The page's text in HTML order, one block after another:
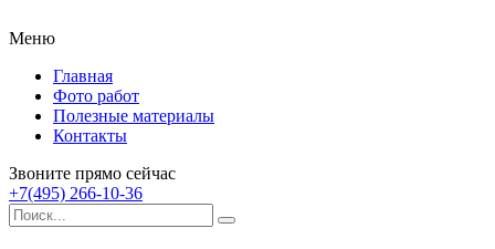
Меню
Главная
Фото работ
Полезные материалы
Контакты
Звоните прямо сейчас
+7(495) 266-10-36